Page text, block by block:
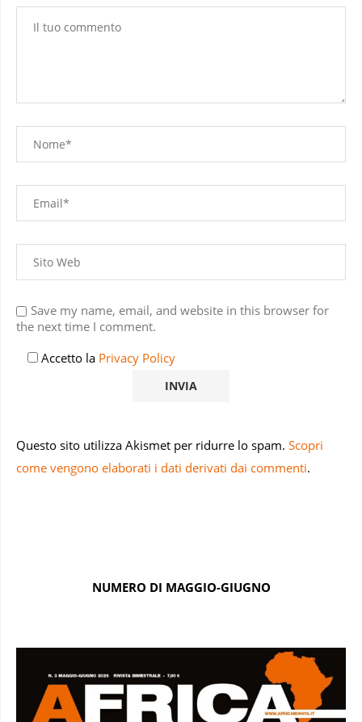
Save my name, email, and website in this browser for
the next time I comment.
Accetto la Privacy Policy
Questo sito utilizza Akismet per ridurre lo spam. Scopri
come vengono elaborati i dati derivati dai commenti.
NUMERO DI MAGGIO-GIUGNO